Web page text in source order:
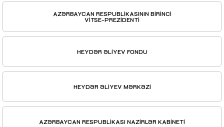
AZƏRBAYCAN RESPUBLİKASININ BİRİNCİ
VİTSE-PREZİDENTİ
HEYDƏR ƏLİYEV FONDU
HEYDƏR ƏLİYEV MƏRKƏZİ
AZƏRBAYCAN RESPUBLİKASI NAZİRLƏR KABİNETİ